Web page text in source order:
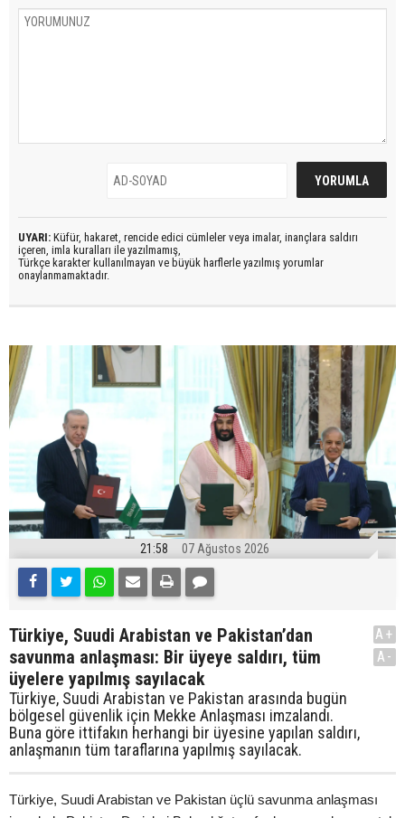
UYARI: Küfür, hakaret, rencide edici cümleler veya imalar, inançlara saldırı
içeren, imla kuralları ile yazılmamış,
Türkçe karakter kullanılmayan ve büyük harflerle yazılmış yorumlar
onaylanmamaktadır.
21:58 07 Ağustos 2026
Türkiye, Suudi Arabistan ve Pakistan’dan
savunma anlaşması: Bir üyeye saldırı, tüm
üyelere yapılmış sayılacak
Türkiye, Suudi Arabistan ve Pakistan arasında bugün
bölgesel güvenlik için Mekke Anlaşması imzalandı.
Buna göre ittifakın herhangi bir üyesine yapılan saldırı,
anlaşmanın tüm taraflarına yapılmış sayılacak.
A+
A-
Türkiye, Suudi Arabistan ve Pakistan üçlü savunma anlaşması